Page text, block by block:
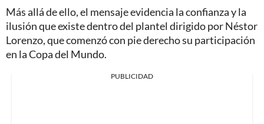
Más allá de ello, el mensaje evidencia la confianza y la
ilusión que existe dentro del plantel dirigido por Néstor
Lorenzo, que comenzó con pie derecho su participación
en la Copa del Mundo.
PUBLICIDAD